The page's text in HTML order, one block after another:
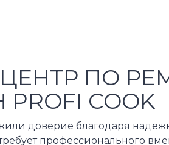
ПО
COOK
доверие благодаря
профессионального